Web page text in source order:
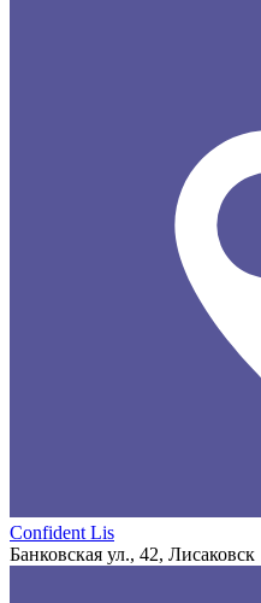
Confident Lis
Банковская ул., 42, Лисаковск